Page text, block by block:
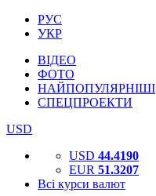
РУС
УКР
ВІДЕО
ФОТО
НАЙПОПУЛЯРНІШІ
СПЕЦПРОЕКТИ
USD
USD 44.4190
EUR 51.3207
Всі курси валют